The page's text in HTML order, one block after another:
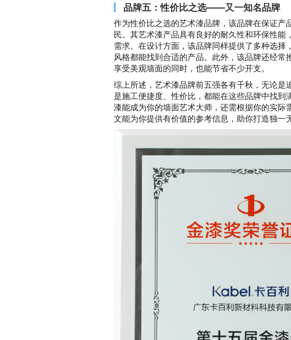
品牌五：性价比之选——又一知名品牌
作为性价比之选的艺术漆品牌，该品牌在保证产
民。其艺术漆产品具有良好的耐久性和环保性能
需求。在设计方面，该品牌同样提供了多种选择
风格都能找到合适的产品。此外，该品牌还经常
享受美观墙面的同时，也能节省不少开支。
综上所述，艺术漆品牌前五强各有千秋，无论是
是施工便捷度、性价比，都能在这些品牌中找到
漆能成为你的墙面艺术大师，还需根据你的实际
文能为你提供有价值的参考信息，助你打造独一